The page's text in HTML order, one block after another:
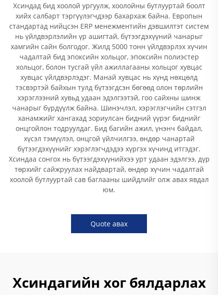
Хсиндад бид хоолой ургуулж, хоолойны бутлууртай боолт
хийх салбарт тэргүүлэгчдээр бахархаж байна. Европын
стандартад нийцсэн ERP менежментийн дэвшилтэт систем
нь үйлдвэрлэлийн үр ашигтай, бүтээгдэхүүний чанарыг
хамгийн сайн болгодог. Жилд 5000 тонн үйлдвэрлэх хүчин
чадалтай бид эпоксийн хольцог, эпоксийн полиэстер
хольцог, болон тусгай үйл ажиллагааны хольцог хувцас
хувцас үйлдвэрлэдэг. Манай хувцас нь хүнд нөхцөлд
тэсвэртэй байхын тулд бүтээгдсэн бөгөөд олон төрлийн
хэрэглээний хувьд удаан эдэлгээтэй, гоо сайхны шинж
чанарыг бүрдүүлж байна. Шинэчлэл, хэрэглэгчийн сэтгэл
ханамжийг хангахад зориулсан бидний үүрэг биднийг
онцгойлон тодруулдаг. Бид багийн ажил, үнэнч байдал,
хүсэл тэмүүлэл, онцгой үйлчилгээ, өндөр чанартай
бүтээгдэхүүнийг хэрэглэгчдэдээ хүргэх хүчинд итгэдэг.
Хсиндаа сонгох нь бүтээгдэхүүнийхээ урт удаан эдэлгээ, дүр
төрхийг сайжруулах найдвартай, өндөр хүчин чадалтай
хоолой бутлууртай сав баглааны шийдлийг олж авах явдал
юм.
Quote авах
Хсиндагийн хог бялдарлах